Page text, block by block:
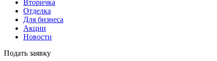
Вторичка
Отделка
Для бизнеса
Акции
Новости
Подать заявку